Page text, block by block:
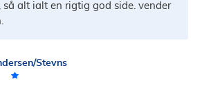
så alt ialt en rigtig god side. vender
Stevns